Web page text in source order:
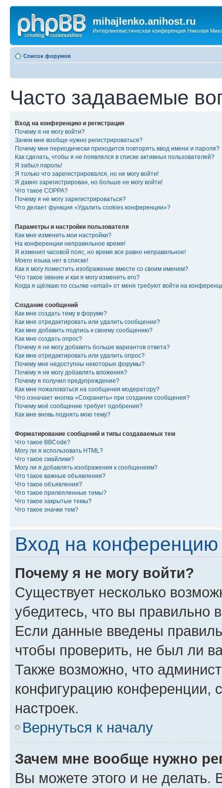
mihajlenko.anihost.ru
Интерлингвистическая конференция Николая
Список форумов
Часто задаваемые
Вход на конференцию и регистрация
Почему я не могу войти?
Зачем мне вообще нужно регистрироваться?
Почему мне периодически приходится повторять ввод имени и пароля?
Как сделать, чтобы я не появлялся в списке активных пользователей?
Я забыл пароль!
Я только что зарегистрировался, но не могу войти!
Я давно зарегистрирован, но больше не могу войти!
Что такое COPPA?
Почему я не могу зарегистрироваться?
Что делает функция «Удалить cookies конференции»?
Параметры и настройки пользователя
Как мне изменить мои настройки?
На конференции неправильное время!
Я изменил часовой пояс, но время все равно неправильное!
Моего языка нет в списке!
Как я могу поместить изображение вместе со своим именем?
Что такое звание и как я могу изменить его?
Когда я щёлкаю по ссылке «email» от меня требуют войти на
Создание сообщений
Как мне создать тему в форуме?
Как мне отредактировать или удалить сообщение?
Как мне добавить подпись к своему сообщению?
Как мне создать опрос?
Почему я не могу добавить больше вариантов ответа?
Как мне отредактировать или удалить опрос?
Почему мне недоступны некоторые форумы?
Почему я не могу добавлять вложения?
Почему я получил предупреждение?
Как мне пожаловаться на сообщения модератору?
Что означает кнопка «Сохранить» при создании сообщения?
Почему моё сообщение требует одобрения?
Как мне вновь поднять мою тему?
Форматирование сообщений и типы создаваемых тем
Что такое BBCode?
Могу ли я использовать HTML?
Что такое смайлики?
Могу ли я добавлять изображения к сообщениям?
Что такое важные объявления?
Что такое объявления?
Что такое прилепленные темы?
Что такое закрытые темы?
Что такое значки тем?
Вход на конференцию
Почему я не могу войти?
Существует несколько
убедитесь, что вы правильно
Если данные введены
чтобы проверить, не был ли
Также возможно, что
конфигурацию конференции,
настроек.
Вернуться к началу
Зачем мне вообще нужно
Вы можете этого и не делать.